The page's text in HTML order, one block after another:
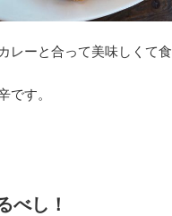
レーと合って美味しくて食
です。
べし！